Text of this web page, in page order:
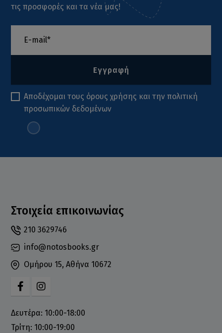
τις προσφορές και τα νέα μας!
Εγγραφή
Αποδέχομαι τους όρους χρήσης και τηνπολιτική
προσωπικών δεδομένων
Στοιχεία επικοινωνίας
210 3629746
info@notosbooks.gr
Ομήρου 15, Αθήνα 10672
Δευτέρα: 10:00-18:00
Τρίτη: 10:00-19:00